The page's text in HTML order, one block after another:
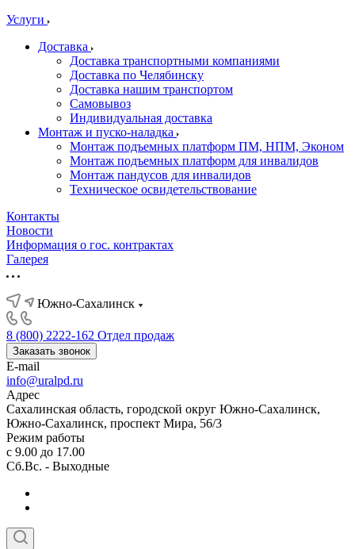
Услуги
Доставка
Доставка транспортными компаниями
Доставка по Челябинску
Доставка нашим транспортом
Самовывоз
Индивидуальная доставка
Монтаж и пуско-наладка
Монтаж подъемных платформ ПМ, НПМ, Эконом
Монтаж подъемных платформ для инвалидов
Монтаж пандусов для инвалидов
Техническое освидетельствование
Контакты
Новости
Информация о гос. контрактах
Галерея
Южно-Сахалинск
8 (800) 2222-162 Отдел продаж
Заказать звонок
E-mail
info@uralpd.ru
Адрес
Сахалинская область, городской округ Южно-Сахалинск,
Южно-Сахалинск, проспект Мира, 56/3
Режим работы
с 9.00 до 17.00
Сб.Вс. - Выходные